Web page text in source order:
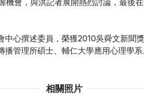
心撰述委員，榮獲2010吳舜文新聞
管理所碩士、輔仁大學應用心理學系
相關照片